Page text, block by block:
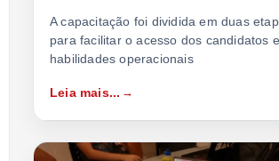
A capacitação foi dividida em duas
para facilitar o acesso dos candidatos
habilidades operacionais
Leia mais...